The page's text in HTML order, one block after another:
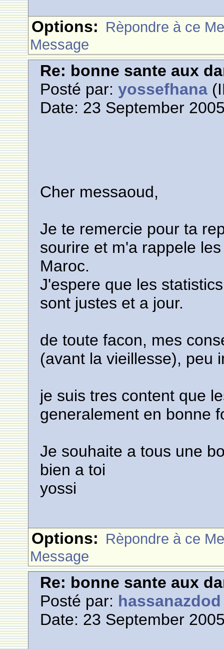
Options: Rèpondre à ce
Message
Re: bonne sante aux
Posté par:yossefhana
Date: 23 September
Cher messaoud,
Je te remercie pour ta
sourire et m'a rappele
Maroc.
J'espere que les
sont justes et a jour.
de toute facon, mes
(avant la vieillesse), peu
je suis tres content que
generalement en bonne
Je souhaite a tous une
bien a toi
yossi
Options: Rèpondre à ce
Message
Re: bonne sante aux
Posté par: hassanazdod
Date: 23 September